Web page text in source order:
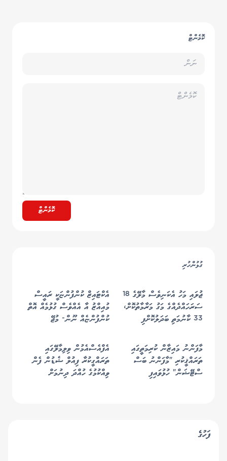
ކޮމެންޓް
ކޮމެންޓް
ގުޅުންހުރި
ޖުލައި މަހު އެކަނިވެސް މާލޭގެ 18
ސަރަހައްދެއްގެ މަގު މަރާމާތުކޮށް،
33 ކާނުމަތި ބަދަލުކޮށްފި
އެކްޓައިޒް ކުންފުންޏަކީ ރައީސް
މުއިއްޒު އާ އެއްވެސް ގުޅުމެއް އޮތް
ކުންފުންޏެއް ނޫން- މުޖޭ
މާފަންނު މައިޒާން ކުރިމަތީގައި
ތަރައްޤީކުރި "މާފަންނު ބަސް
ސްޓޭޝަން" ހުޅުވައިފި
އެފްއެސްއެމުން ވިލިމާލޭގައި
ތަރައްގީކުރާ ފިއުލް ޝެޑުން ފެން
ވިއްކުމުގެ ހުއްދަ ދިނުމަށް
ފަހުގެ